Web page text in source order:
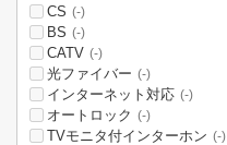
CS (-)
BS (-)
CATV (-)
光ファイバー (-)
インターネット対応 (-)
オートロック (-)
TVモニタ付インターホン (-)